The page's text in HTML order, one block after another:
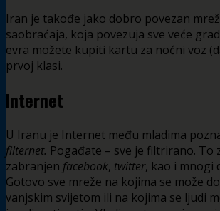
Iran je takođe jako dobro povezan
saobraćaja, koja povezuja sve veće
evra možete kupiti kartu za noćni voz
prvoj klasi.
Internet
U Iranu je Internet među mladima
filternet. Pogađate – sve je filtrirano. To
zabranjen facebook, twitter, kao i mnogi
Gotovo sve mreže na kojima se može
vanjskim svijetom ili na kojima se ljudi